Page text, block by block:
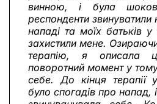
винною, і була
респонденти
нападі та моїх батьків
захистили мене.
терапію, я описала
поворотний момент у
себе. До кінця терапії
було спогадів про напад,